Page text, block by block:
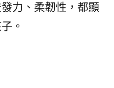
力、柔韌性，都顯
。